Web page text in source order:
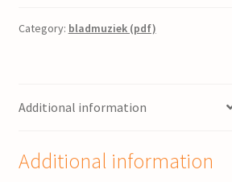
van
Category: bladmuziek (pdf)
Additional information
Additional information